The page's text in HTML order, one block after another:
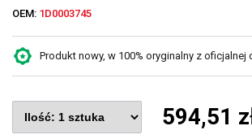
OEM: 1D0003745
Produkt nowy, w 100% oryginalny z oficjalnej
594,51